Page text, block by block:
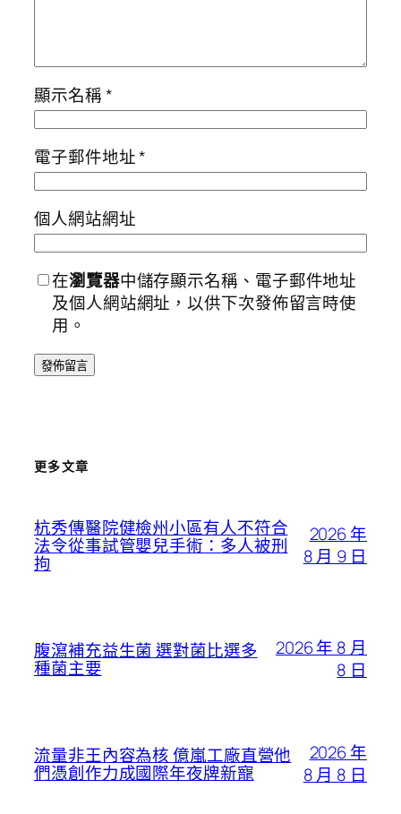
顯示名稱*
電子郵件地址*
個人網站網址
在瀏覽器中儲存顯示名稱、電子郵件地址
及個人網站網址，以供下次發佈留言時使
用。
更多文章
杭秀傳醫院健檢州小區有人不符合
法令從事試管嬰兒手術：多人被刑
拘
2026 年
8 月 9 日
腹瀉補充益生菌 選對菌比選多
種菌主要
2026 年 8 月
8 日
流量非王內容為核 億嵐工廠直營他
們憑創作力成國際年夜牌新寵
2026 年
8 月 8 日